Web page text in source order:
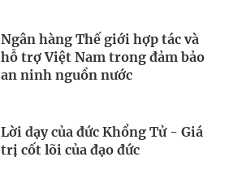
Ngân hàng Thế giới hợp tác và
hỗ trợ Việt Nam trong đảm bảo
an ninh nguồn nước
Lời dạy của đức Khổng Tử - Giá
trị cốt lõi của đạo đức